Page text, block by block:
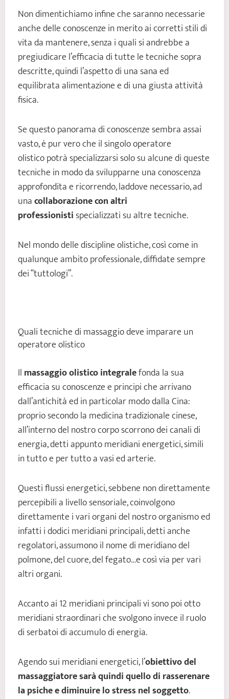
Non dimentichiamo infine che saranno necessarie
anche delle conoscenze in merito ai corretti stili di
vita da mantenere, senza i quali si andrebbe a
pregiudicare l’efficacia di tutte le tecniche sopra
descritte, quindi l’aspetto di una sana ed
equilibrata alimentazione e di una giusta attività
fisica.
Se questo panorama di conoscenze sembra assai
vasto, è pur vero che il singolo operatore
olistico potrà specializzarsi solo su alcune di queste
tecniche in modo da svilupparne una conoscenza
approfondita e ricorrendo, laddove necessario, ad
unacollaborazione con altri
professionistispecializzati su altre tecniche.
Nel mondo delle discipline olistiche, così come in
qualunque ambito professionale, diffidate sempre
dei “tuttologi”.
Quali tecniche di massaggio deve imparare un
operatore olistico
Il massaggio olistico integralefonda la sua
efficacia su conoscenze e principi che arrivano
dall’antichità ed in particolar modo dalla Cina:
proprio secondo la medicina tradizionale cinese,
all’interno del nostro corpo scorrono dei canali di
energia, detti appunto meridiani energetici, simili
in tutto e per tutto a vasi ed arterie.
Questi flussi energetici, sebbene non direttamente
percepibili a livello sensoriale, coinvolgono
direttamente i vari organi del nostro organismo ed
infatti i dodici meridiani principali, detti anche
regolatori, assumono il nome di meridiano del
polmone, del cuore, del fegato…e così via per vari
altri organi.
Accanto ai 12 meridiani principali vi sono poi otto
meridiani straordinari che svolgono invece il ruolo
di serbatoi di accumulo di energia.
Agendo sui meridiani energetici, l’obiettivo del
massaggiatore sarà quindi quello di rasserenare
la psiche e diminuire lo stress nel soggetto.